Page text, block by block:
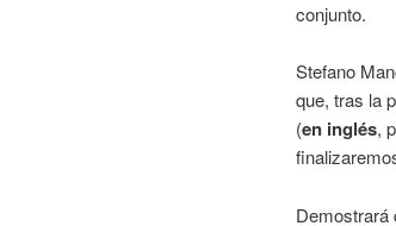
conjunto.
Stefano
que, tras la
(en inglés,
Demostrará